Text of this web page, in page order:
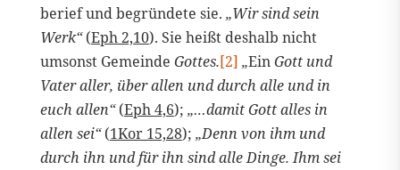
berief und begründete sie. „Wir sind sein
Werk“(Eph 2,10). Sie heißt deshalb nicht
umsonst Gemeinde Gottes.[2] „EinGott und
Vater aller, über allen und durch alle und in
euch allen“(Eph 4,6); „…damit Gott alles in
allen sei“(1Kor 15,28); „Denn von ihm und
durch ihn und für ihn sind alle Dinge. Ihm sei